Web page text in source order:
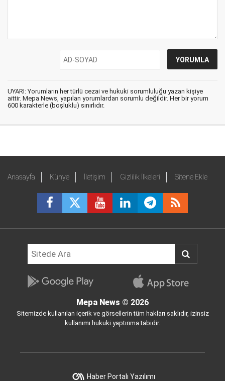
UYARI: Yorumların her türlü cezai ve hukuki sorumluluğu yazan kişiye
aittir. Mepa News, yapılan yorumlardan sorumlu değildir. Her bir yorum
600 karakterle (boşluklu) sınırlıdır.
Anasayfa Künye İletişim Gizlilik İlkeleri Sitene Ekle
Mepa News © 2026
Sitemizde kullanılan içerik ve görsellerin tüm hakları saklıdır, izinsiz
kullanımı hukuki yaptırıma tabidir.
Haber Portalı Yazılımı